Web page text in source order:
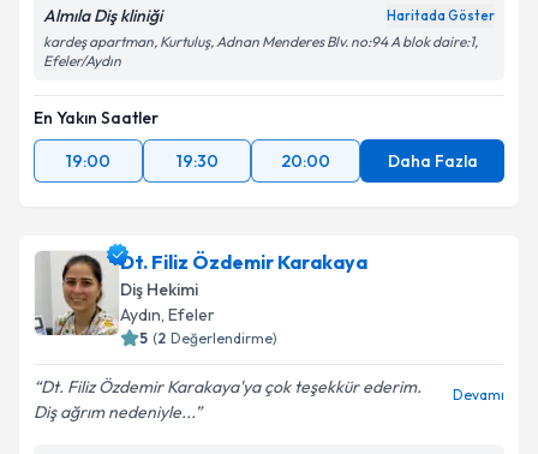
Almıla Diş kliniği Haritada Göster
kardeş apartman, Kurtuluş, Adnan Menderes Blv. no:94 A blok daire:1,
Efeler/Aydın
En Yakın Saatler
19:00
19:30 20:00 Daha Fazla
Dt. Filiz Özdemir Karakaya
Diş Hekimi
Aydın, Efeler
5 (2 Değerlendirme)
Dt. Filiz Özdemir Karakaya'ya çok teşekkür ederim.
Diş ağrım nedeniyle...
Devamı